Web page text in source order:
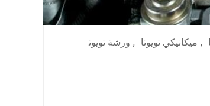
, ميكانيكي تويوتا , ورشة تويوت